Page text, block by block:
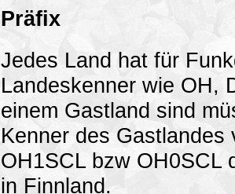
Präfix
Jedes Land hat für
Landeskenner wie OH,
einem Gastland sind
Kenner des
OH1SCL bzw OH0SCL
in Finnland.